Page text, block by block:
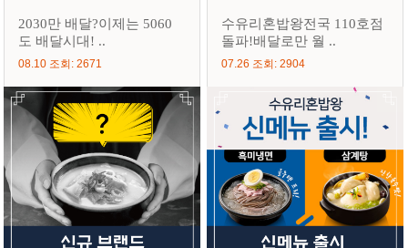
2030만 배달?이제는 5060
도 배달시대! ..
08.10 조회: 2671
수유리혼밥왕전국 110호점
돌파!배달로만 월 ..
07.26 조회: 2904